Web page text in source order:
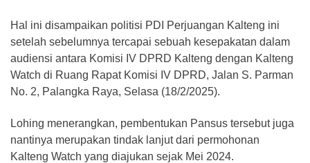
Hal ini disampaikan politisi PDI Perjuangan Kalteng ini
setelah sebelumnya tercapai sebuah kesepakatan dalam
audiensi antara Komisi IV DPRD Kalteng dengan Kalteng
Watch di Ruang Rapat Komisi IV DPRD, Jalan S. Parman
No. 2, Palangka Raya, Selasa (18/2/2025).
Lohing menerangkan, pembentukan Pansus tersebut juga
nantinya merupakan tindak lanjut dari permohonan
Kalteng Watch yang diajukan sejak Mei 2024.